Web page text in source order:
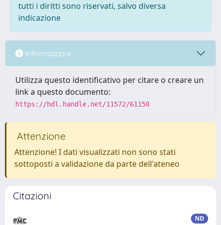
tutti i diritti sono riservati, salvo diversa
indicazione
Informazioni
Utilizza questo identificativo per citare o creare un
link a questo documento:
https://hdl.handle.net/11572/61150
Attenzione
Attenzione! I dati visualizzati non sono stati
sottoposti a validazione da parte dell'ateneo
Citazioni
ND